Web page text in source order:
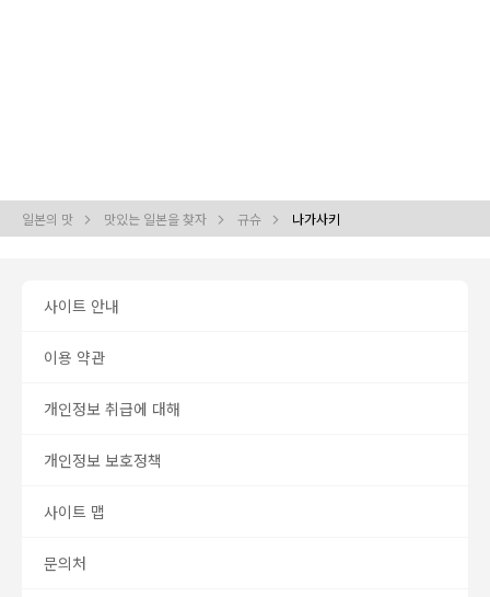
일본의 맛 맛있는 일본을 찾자 규슈 나가사키
사이트 안내
이용 약관
개인정보 취급에 대해
개인정보 보호정책
사이트 맵
문의처